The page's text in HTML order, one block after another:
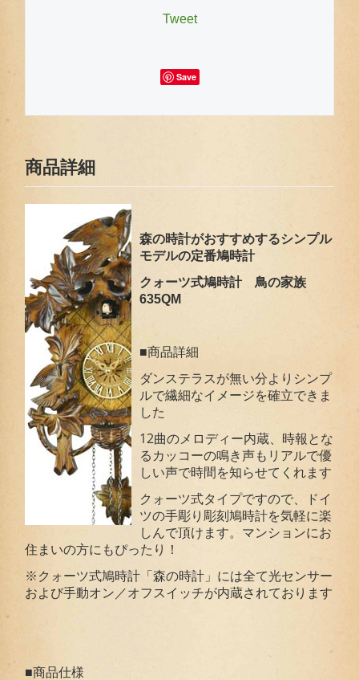
Tweet
Save
商品詳細
森の時計がおすすめするシンプル
モデルの定番鳩時計
クォーツ式鳩時計 鳥の家族
635QM
■商品詳細
ダンステラスが無い分よりシンプ
ルで繊細なイメージを確立できま
した
12曲のメロディー内蔵、時報とな
るカッコーの鳴き声もリアルで優
しい声で時間を知らせてくれます
クォーツ式タイプですので、ドイ
ツの手彫り彫刻鳩時計を気軽に楽
しんで頂けます。マンションにお
住まいの方にもぴったり！
※クォーツ式鳩時計「森の時計」には全て光センサー
および手動オン／オフスイッチが内蔵されております
■商品仕様